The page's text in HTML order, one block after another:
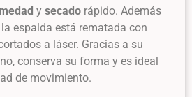
y secado rápido. Además
espalda está rematada con
a láser. Gracias a su
conserva su forma y es ideal
de movimiento.